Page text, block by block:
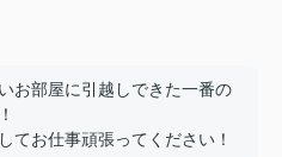
お部屋に引越しできた一番の
てお仕事頑張ってください！